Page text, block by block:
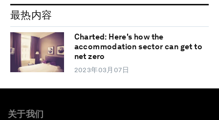
最热内容
Charted: Here's how the
accommodation sector can get to
net zero
2023年03月07日
关于我们